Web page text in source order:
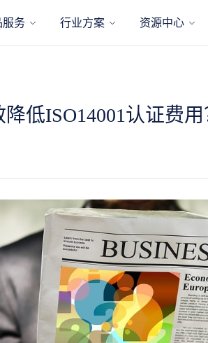
服务 行业方案 资源中心
低ISO14001认证费